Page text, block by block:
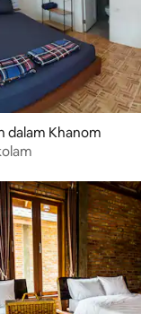
dalam Khanom